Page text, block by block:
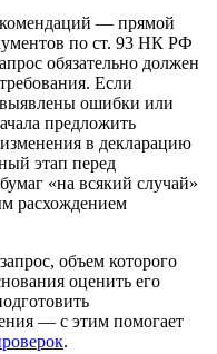
— прямой
по ст. 93 НК РФ
обязательно должен
Если
выявлены ошибки или
предложить
в декларацию
этап перед
«на всякий случай»
расхождением
объем которого
оценить его
— с этим помогает
.